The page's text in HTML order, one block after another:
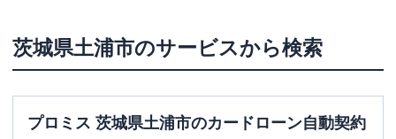
営業時間
土曜：09:00-21:00
日祝
ATM営業時間
平日：24時間
日祝： 24時間
茨城県土浦市のサービスから検索
プロミス 茨城県土浦市のカードローン自動契約